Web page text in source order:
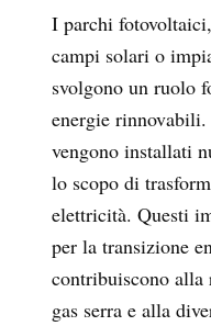
I parchi
campi solari o
svolgono un ruolo
energie
vengono installati
lo scopo di
elettricità. Questi
per la transizione
contribuiscono alla
gas serra e alla